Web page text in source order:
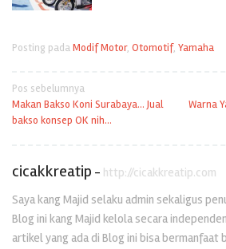
Posting padaModif Motor, Otomotif, Yamaha
Navigasi
pos
Pos sebelumnya
Makan Bakso Koni Surabaya… Jual
bakso konsep OK nih…
Warna
cicakkreatip - http://cicakkreatip.com
Saya kang Majid selaku admin sekaligus
Blog ini kang Majid kelola secara
artikel yang ada di Blog ini bisa bermanfaat